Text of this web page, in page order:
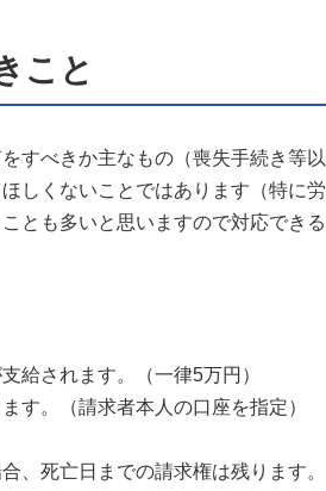
こと
すべきか主なもの（喪失手続き等以
しくないことではあります（特に労
とも多いと思いますので対応できる
給されます。（一律5万円）
す。（請求者本人の口座を指定）
、死亡日までの請求権は残ります。